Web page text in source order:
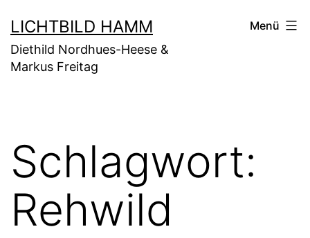
Inhalt
springen
LICHTBILD HAMM
Diethild Nordhues-Heese &
Markus Freitag
Menü
Schlagwort:
Rehwild